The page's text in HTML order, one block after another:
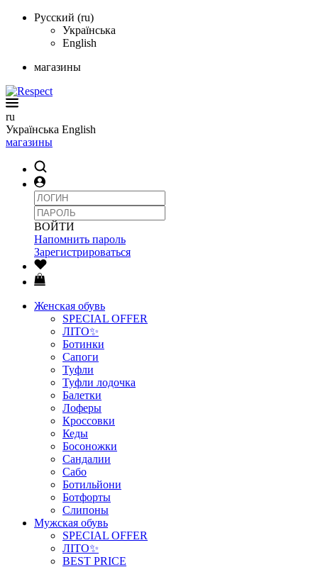
Русский (ru)
Українська
English
магазины
ru
Українська English
магазины
ВОЙТИ
Напомнить пароль
Зарегистрироваться
Женская обувь
SPECIAL OFFER
ЛІТО✨
Ботинки
Сапоги
Туфли
Туфли лодочка
Балетки
Лоферы
Кроссовки
Кеды
Босоножки
Сандалии
Сабо
Ботильйони
Ботфорты
Слипоны
Мужская обувь
SPECIAL OFFER
ЛІТО✨
BEST PRICE